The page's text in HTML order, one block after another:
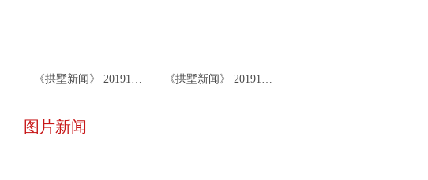
《拱墅新闻》 20191119 《拱墅新闻》 20191115
图片新闻